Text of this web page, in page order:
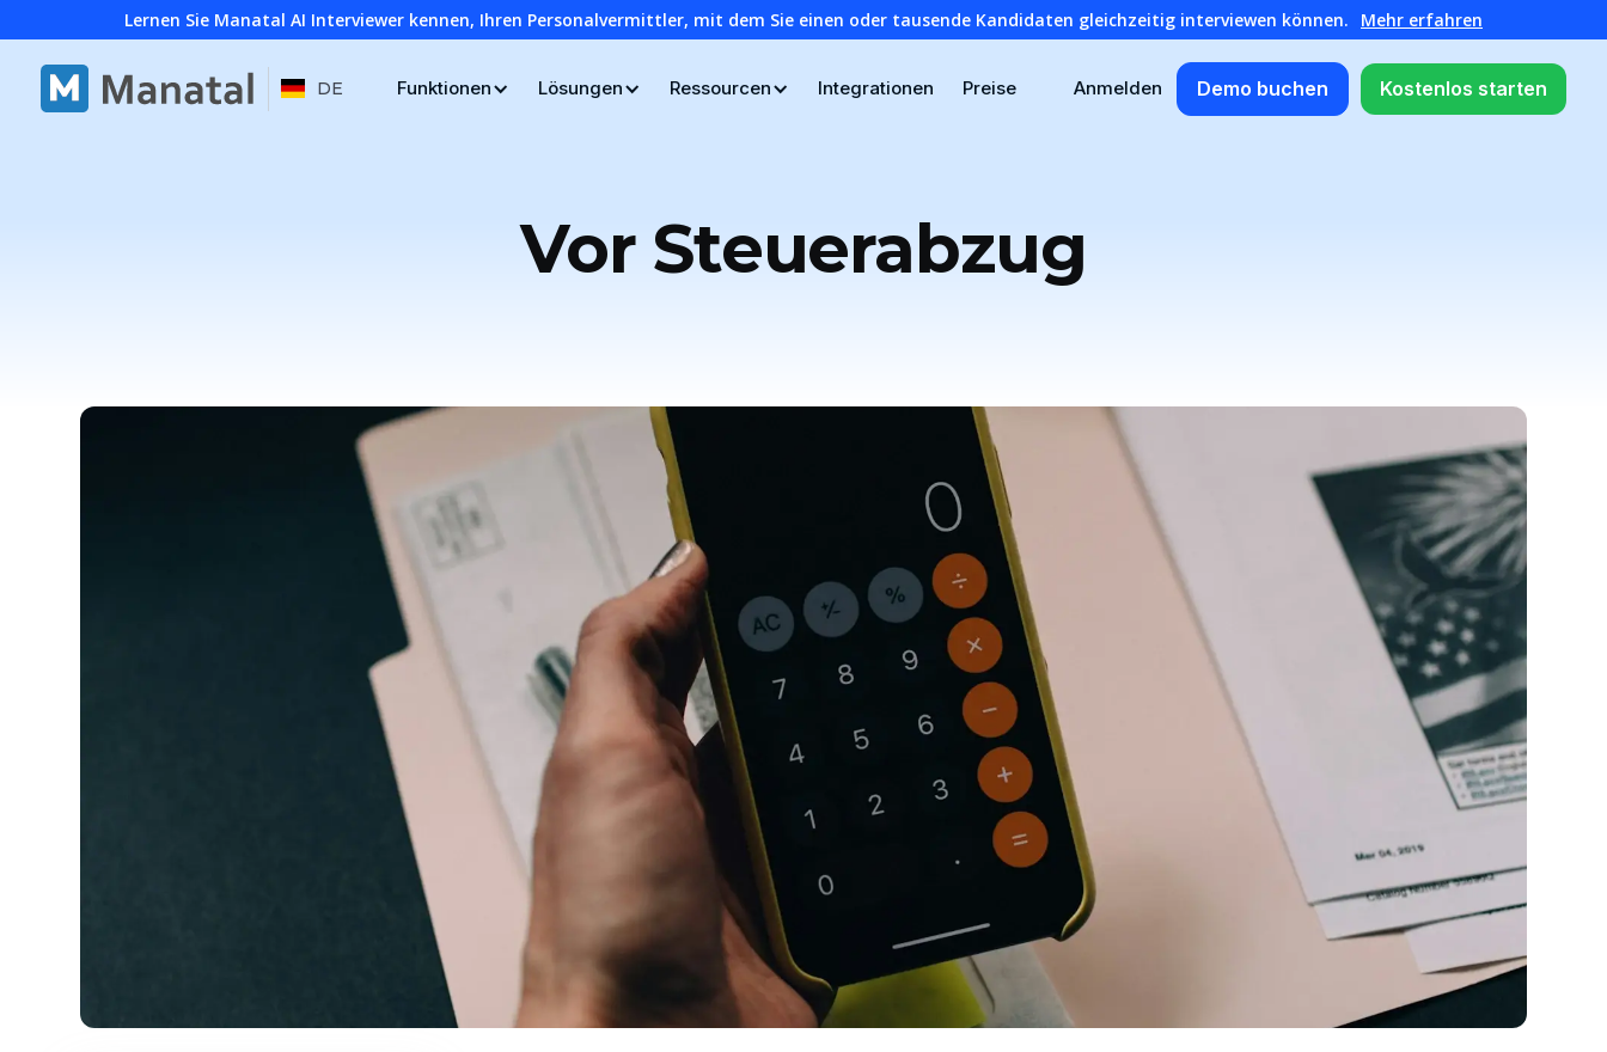
Lernen Sie Manatal AI Interviewer kennen, Ihren Personalvermittler, mit dem Sie einen oder tausende Kandidaten gleichzeitig interviewen können. Mehr erfahren
DE Funktionen Lösungen Ressourcen Integrationen Preise Anmelden Demo buchen Kostenlos starten
Vor Steuerabzug